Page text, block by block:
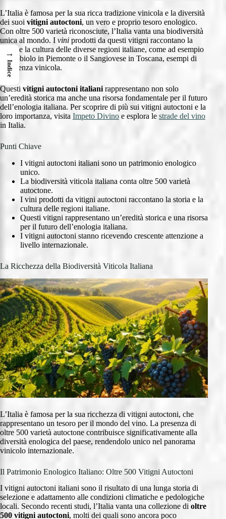
L’Italia è famosa per la sua ricca tradizione vinicola e la diversità
dei suoi vitigni autoctoni, un vero e proprio tesoro enologico.
Con oltre 500 varietà riconosciute, l’Italia vanta una biodiversità
unica al mondo. I vini prodotti da questi vitigni raccontano la
storia e la cultura delle diverse regioni italiane, come ad esempio
il Nebbiolo in Piemonte o il Sangiovese in Toscana, esempi di
eccellenza vinicola.
Questi vitigni autoctoni italiani rappresentano non solo
un’eredità storica ma anche una risorsa fondamentale per il futuro
dell’enologia italiana. Per scoprire di più sui vitigni autoctoni e la
loro importanza, visita Impeto Divino e esplora le strade del vino
in Italia.
Punti Chiave
I vitigni autoctoni italiani sono un patrimonio enologico
unico.
La biodiversità viticola italiana conta oltre 500 varietà
autoctone.
I vini prodotti da vitigni autoctoni raccontano la storia e la
cultura delle regioni italiane.
Questi vitigni rappresentano un’eredità storica e una risorsa
per il futuro dell’enologia italiana.
I vitigni autoctoni stanno ricevendo crescente attenzione a
livello internazionale.
La Ricchezza della Biodiversità Viticola Italiana
L’Italia è famosa per la sua ricchezza di vitigni autoctoni, che
rappresentano un tesoro per il mondo del vino. La presenza di
oltre 500 varietà autoctone contribuisce significativamente alla
diversità enologica del paese, rendendolo unico nel panorama
vinicolo internazionale.
Il Patrimonio Enologico Italiano: Oltre 500 Vitigni Autoctoni
I vitigni autoctoni italiani sono il risultato di una lunga storia di
selezione e adattamento alle condizioni climatiche e pedologiche
locali. Secondo recenti studi, l’Italia vanta una collezione di oltre
500 vitigni autoctoni, molti dei quali sono ancora poco
→
Indice